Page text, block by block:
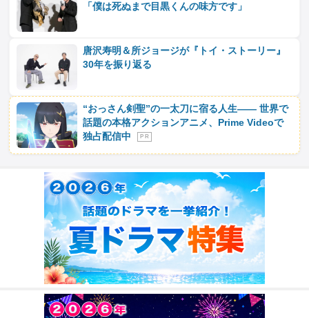
「僕は死ぬまで目黒くんの味方です」
唐沢寿明＆所ジョージが『トイ・ストーリー』
30年を振り返る
“おっさん剣聖”の一太刀に宿る人生―― 世界で
話題の本格アクションアニメ、Prime Videoで
独占配信中
P R